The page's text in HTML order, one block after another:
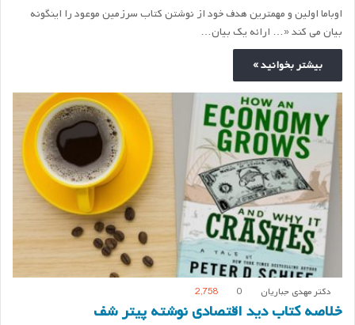
اوباما اولین و مهمترین هدف خود از نوشتن کتاب سرزمین موعود را اینگونه
بیان می کند «… ارائه یک بیان…
بیشتر بخوانید »
دکتر مهدی جباریان 0
2,758
خلاصه کتاب دید اقتصادی نوشته پیتر شف